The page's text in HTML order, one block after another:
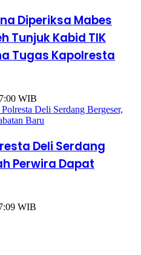
Diperiksa Mabes
Tunjuk Kabid TIK
Tugas Kapolresta
WIB
Deli Serdang
Perwira Dapat